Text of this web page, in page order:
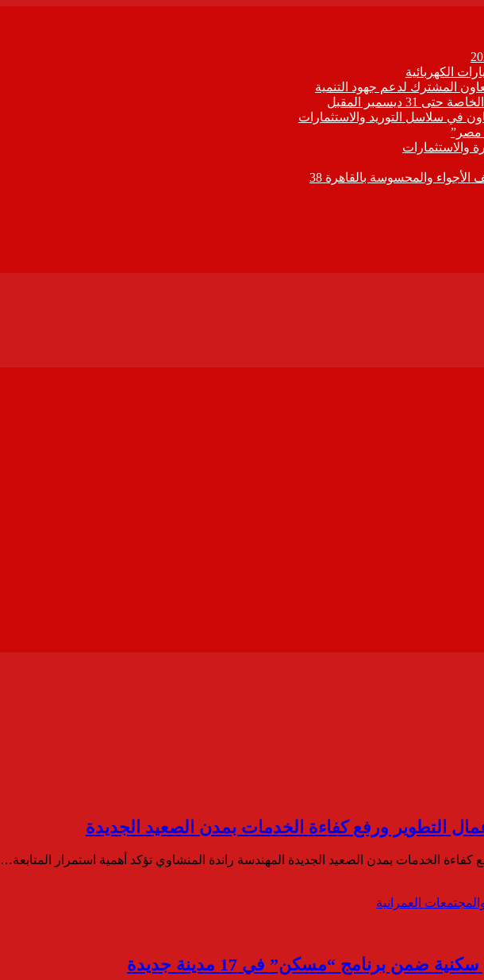
الكهربائية
المشترك لدعم جهود التنمية
ديسمبر المقبل
في سلاسل التوريد والاستثمارات
مصر”
والاستثمارات
والمحسوسة بالقاهرة 38
التطوير ورفع كفاءة الخدمات بمدن الصعيد الجديدة
الخدمات بمدن الصعيد الجديدة المهندسة راندة المنشاوي تؤكد أهمية استمرار المتابعة…